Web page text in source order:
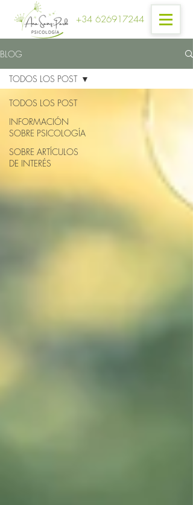
+34 626917244
BLOG
TODOS LOS POST
INFORMACIÓN
SOBRE PSICOLOGÍA
SOBRE ARTÍCULOS
DE INTERÉS
TODOS LOS POST